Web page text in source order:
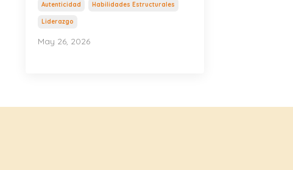
Autenticidad Habilidades Estructurales
Liderazgo
May 26, 2026